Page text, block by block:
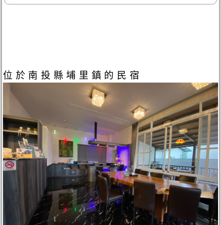
位於南投縣埔里鎮的民宿